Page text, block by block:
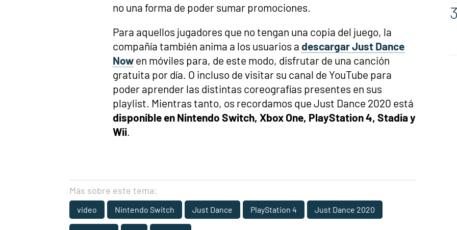
no una forma de poder sumar promociones.
Para aquellos jugadores que no tengan una copia del juego, la
compañía también anima a los usuarios a descargar Just Dance
Now en móviles para, de este modo, disfrutar de una canción
gratuita por día. O incluso de visitar su canal de YouTube para
poder aprender las distintas coreografías presentes en sus
playlist. Mientras tanto, os recordamos que Just Dance 2020 está
disponible en Nintendo Switch, Xbox One, PlayStation 4, Stadia y
Wii.
Más sobre este tema:
video Nintendo Switch Just Dance PlayStation 4 Just Dance 2020